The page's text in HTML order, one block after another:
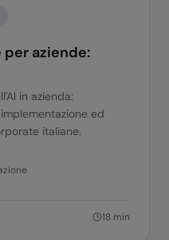
aziende:
in azienda:
ed
italiane.
18 min